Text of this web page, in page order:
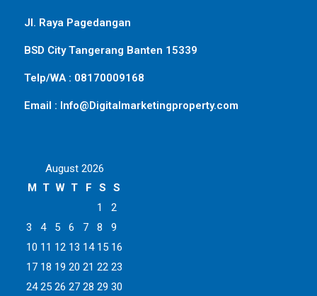
Jl. Raya Pagedangan
BSD City Tangerang Banten 15339
Telp/WA : 08170009168
Email : Info@Digitalmarketingproperty.com
August 2026
M T W T F S
S
1
2
3
4 5 6 7 8
9
10 11 12 13 14 15 16
17 18 19 20 21 22 23
24 25 26 27 28 29 30